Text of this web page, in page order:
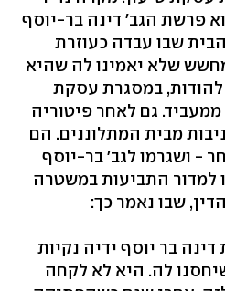
פרשת הגב' דינה בר-יוסף
שבו עבדה כעוזרת
שקלים. מחשש שלא יאמינו לה שהיא
במסגרת עסקת
גם לאחר פיטוריה
מבית המתלוננים. הם
- ושגרמו לגב' בר-יוסף
למדור התביעות במשטרה
שבו נאמר כך:
בר יוסף ידיה נקיות
לה. היא לא לקחה